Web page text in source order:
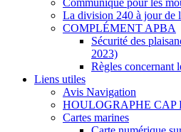
Communiqué pour les
La division 240 à jour de
COMPLÉMENT APBA
Sécurité des
2023)
Règles concernant
Liens utiles
Avis Navigation
HOULOGRAPHE CAP
Cartes marines